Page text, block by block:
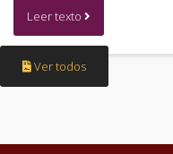
Leer texto
Ver todos